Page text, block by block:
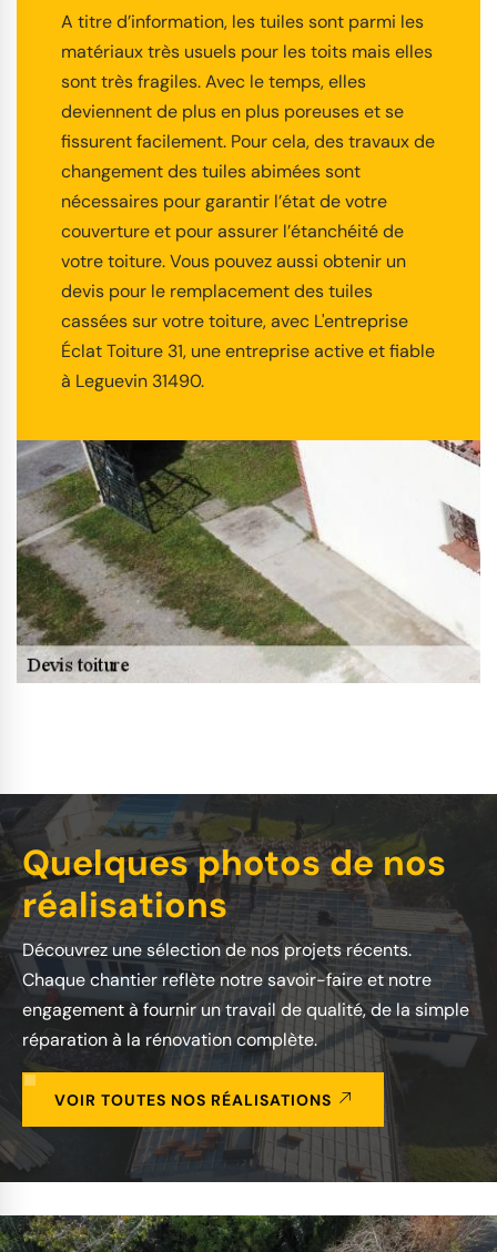
A titre d’information, les tuiles sont parmi les
matériaux très usuels pour les toits mais elles
sont très fragiles. Avec le temps, elles
deviennent de plus en plus poreuses et se
fissurent facilement. Pour cela, des travaux de
changement des tuiles abimées sont
nécessaires pour garantir l’état de votre
couverture et pour assurer l’étanchéité de
votre toiture. Vous pouvez aussi obtenir un
devis pour le remplacement des tuiles
cassées sur votre toiture, avec L'entreprise
Éclat Toiture 31, une entreprise active et fiable
à Leguevin 31490.
Quelques photos de nos
réalisations
Découvrez une sélection de nos projets récents.
Chaque chantier reflète notre savoir-faire et notre
engagement à fournir un travail de qualité, de la simple
réparation à la rénovation complète.
VOIR TOUTES NOS RÉALISATIONS